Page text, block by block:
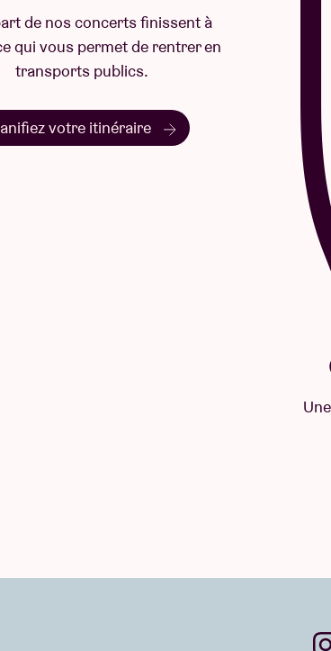
de nos concerts finissent à
qui vous permet de rentrer en
transports publics.
votre itinéraire